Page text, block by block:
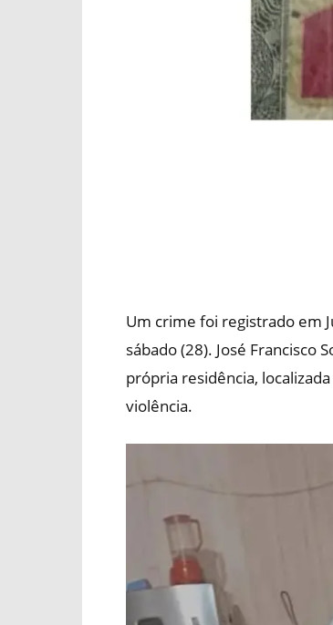
Um crime foi registrado em
sábado (28). José Francisco
própria residência,
violência.